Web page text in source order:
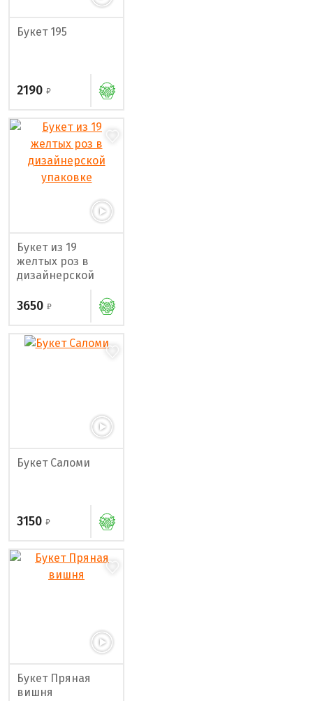
Букет 195
2190
Букет из 19
желтых роз в
дизайнерской
3650
Букет Саломи
3150
Букет Пряная
вишня